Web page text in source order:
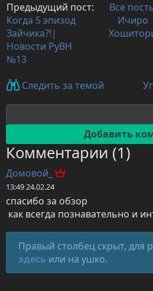
Предыдущий пост:
Когда 5 эпизод
Зайчика?!|
Новости РуВН
№13
Все
Ичиро
Следить за темой
Комментарии (1)
Домовой_
13:49 24.02.24
спасибо за обзор
как всегда познавательно и
Правый столбец скрыт, для
здесь или на ушко.